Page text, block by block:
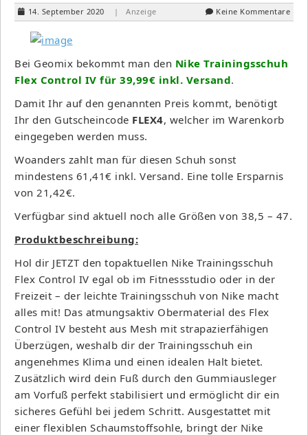
14. September 2020 | Anzeige Keine Kommentare
Bei Geomix bekommt man den Nike Trainingsschuh
Flex Control IV für 39,99€ inkl. Versand.
Damit Ihr auf den genannten Preis kommt, benötigt
Ihr den Gutscheincode FLEX4, welcher im Warenkorb
eingegeben werden muss.
Woanders zahlt man für diesen Schuh sonst
mindestens 61,41€ inkl. Versand. Eine tolle Ersparnis
von 21,42€.
Verfügbar sind aktuell noch alle Größen von 38,5 – 47.
Produktbeschreibung:
Hol dir JETZT den topaktuellen Nike Trainingsschuh
Flex Control IV egal ob im Fitnessstudio oder in der
Freizeit – der leichte Trainingsschuh von Nike macht
alles mit! Das atmungsaktiv Obermaterial des Flex
Control IV besteht aus Mesh mit strapazierfähigen
Überzügen, weshalb dir der Trainingsschuh ein
angenehmes Klima und einen idealen Halt bietet.
Zusätzlich wird dein Fuß durch den Gummiausleger
am Vorfuß perfekt stabilisiert und ermöglicht dir ein
sicheres Gefühl bei jedem Schritt. Ausgestattet mit
einer flexiblen Schaumstoffsohle, bringt der Nike